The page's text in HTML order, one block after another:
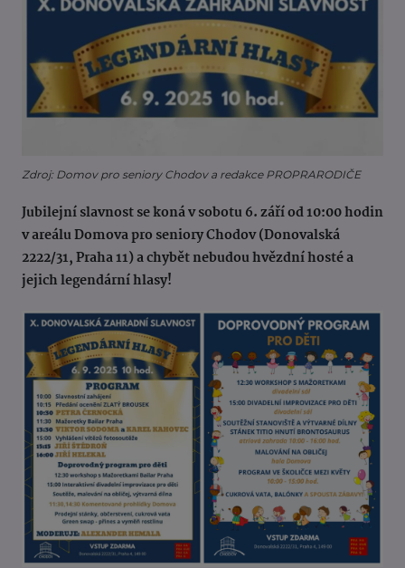
Zdroj: Domov pro seniory Chodov a redakce PROPRARODIČE
Jubilejní slavnost se koná v sobotu 6. září od 10:00 hodin
v areálu Domova pro seniory Chodov (Donovalská
2222/31, Praha 11) a chybět nebudou hvězdní hosté a
jejich legendární hlasy!